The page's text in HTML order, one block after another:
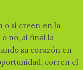
o si creen en la
no, al final la
su corazón en
corren el